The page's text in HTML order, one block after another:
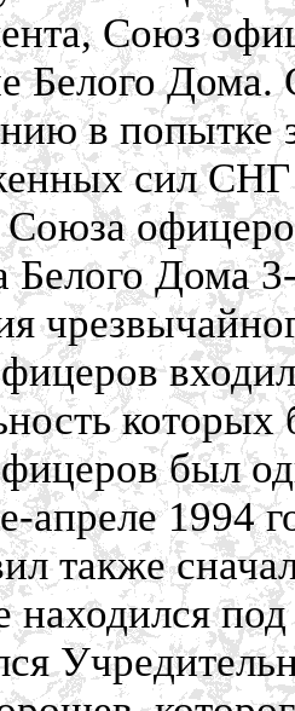
Союз
Белого Дома.
в попытке
сил СНГ
Белого Дома
был
апреле 1994
также
находился